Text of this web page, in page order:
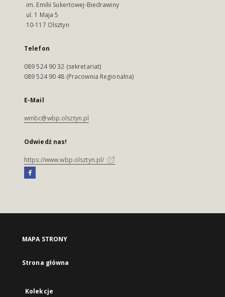
im. Emilii Sukertowej-Biedrawiny
ul. 1 Maja 5
10-117 Olsztyn
Telefon
089 524 90 32 (sekretariat)
089 524 90 48 (Pracownia Regionalna)
E-Mail
wmbc@wbp.olsztyn.pl
Odwiedź nas!
https://www.wbp.olsztyn.pl/
MAPA STRONY
Strona główna
Kolekcje